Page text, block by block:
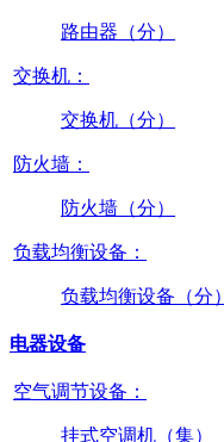
路由器（分）
交换机：
交换机（分）
防火墙：
防火墙（分）
负载均衡设备：
负载均衡设备（分）
电器设备
空气调节设备：
挂式空调机（集）